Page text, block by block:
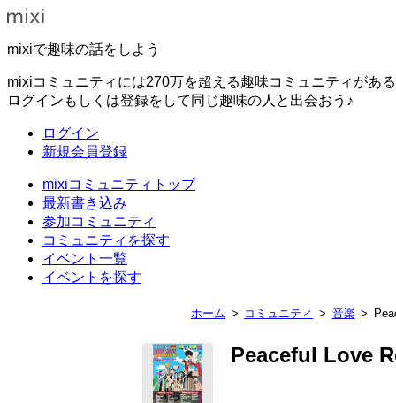
mixiで趣味の話をしよう
mixiコミュニティには270万を超える趣味コミュニティがある
ログインもしくは登録をして同じ趣味の人と出会おう♪
ログイン
新規会員登録
mixiコミュニティトップ
最新書き込み
参加コミュニティ
コミュニティを探す
イベント一覧
イベントを探す
ホーム コミュニティ 音楽
Peaceful Love